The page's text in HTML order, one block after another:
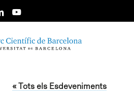
« Tots els Esdeveniments